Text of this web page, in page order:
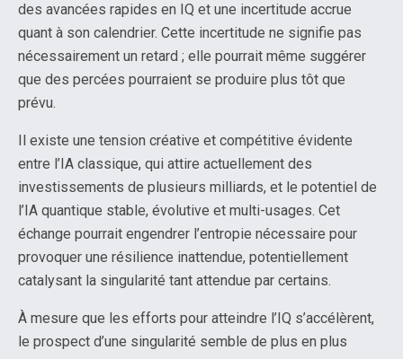
des avancées rapides en IQ et une incertitude accrue
quant à son calendrier. Cette incertitude ne signifie pas
nécessairement un retard ; elle pourrait même suggérer
que des percées pourraient se produire plus tôt que
prévu.
Il existe une tension créative et compétitive évidente
entre l’IA classique, qui attire actuellement des
investissements de plusieurs milliards, et le potentiel de
l’IA quantique stable, évolutive et multi-usages. Cet
échange pourrait engendrer l’entropie nécessaire pour
provoquer une résilience inattendue, potentiellement
catalysant la singularité tant attendue par certains.
À mesure que les efforts pour atteindre l’IQ s’accélèrent,
le prospect d’une singularité semble de plus en plus